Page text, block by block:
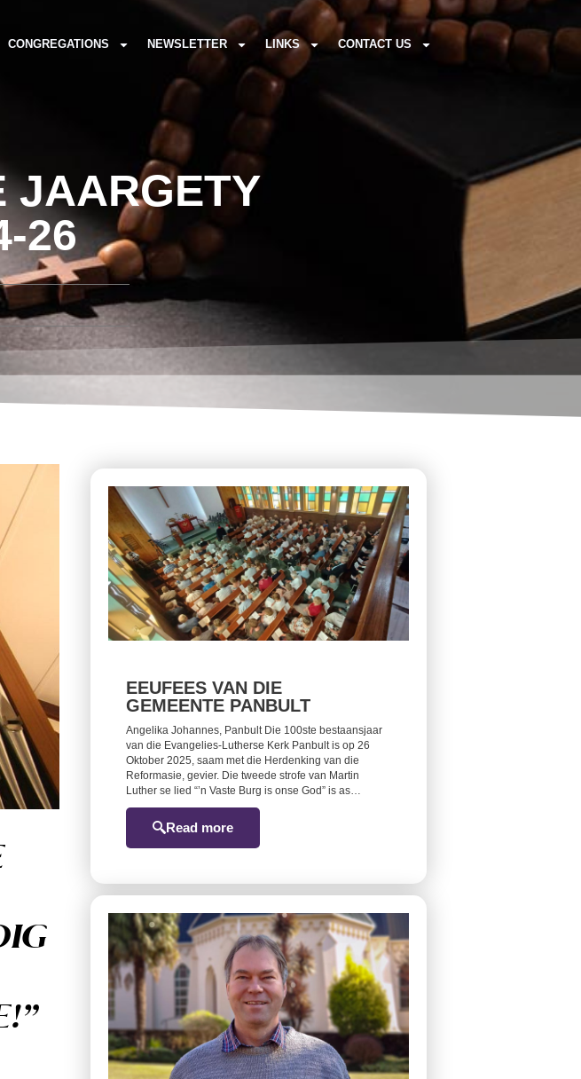
CONGREGATIONS NEWSLETTER LINKS CONTACT US
JAARGETY
26
EEUFEES VAN DIE
GEMEENTE PANBULT
Angelika Johannes, Panbult Die 100ste bestaansjaar
van die Evangelies-Lutherse Kerk Panbult is op 26
Oktober 2025, saam met die Herdenking van die
Reformasie, gevier. Die tweede strofe van Martin
Luther se lied “’n Vaste Burg is onse God” is as…
Read more